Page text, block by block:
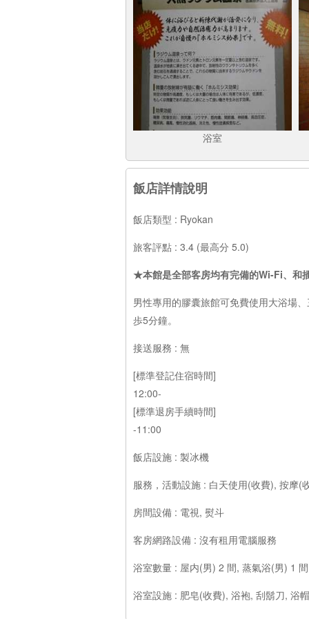
浴室
飯店詳情說明
飯店類型 : Ryokan
旅客評點 : 3.4 (最高分 5.0)
★本館是全部客房均有完備的Wi-Fi、和
男性專用的膠囊旅館可免費使用大浴場
歩5分鐘。
接送服務 : 無
[標準登記住宿時間]
12:00-
[標準退房手續時間]
-11:00
飯店設施 : 製冰機
服務，活動設施 : 白天使用(收費), 按摩(
房間設備 : 電視, 熨斗
客房網路設備 : 沒有租用電腦服務
浴室數量 : 屋内(男) 2 間, 蒸氣浴(男) 1 間
浴室設施 : 肥皂(收費), 浴袍, 刮鬍刀, 浴